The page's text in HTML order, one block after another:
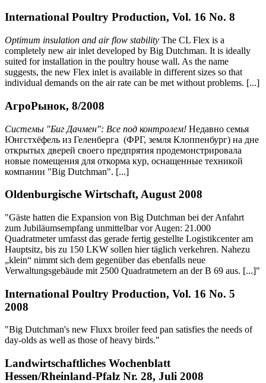
International Poultry Production, Vol. 16 No. 8
Optimum insulation and air flow stability The CL Flex is a
completely new air inlet developed by Big Dutchman. It is ideally
suited for installation in the poultry house wall. As the name
suggests, the new Flex inlet is available in different sizes so that
individual demands on the air rate can be met without problems. [...]
АгроРынок, 8/2008
Системы "Биг Дачмен": Все под контролем! Недавно семья
Юнгстхёфель из Геленберга (ФРГ, земля Клоппенбург) на дне
открытых дверей своего предпрятия продемонстрировала
новые помещения для откорма кур, оснащенные техникой
компании "Big Dutchman". [...]
Oldenburgische Wirtschaft, August 2008
"Gäste hatten die Expansion von Big Dutchman bei der Anfahrt
zum Jubiläumsempfang unmittelbar vor Augen: 21.000
Quadratmeter umfasst das gerade fertig gestellte Logistikcenter am
Hauptsitz, bis zu 150 LKW sollen hier täglich verkehren. Nahezu
„klein“ nimmt sich dem gegenüber das ebenfalls neue
Verwaltungsgebäude mit 2500 Quadratmetern an der B 69 aus. [...]"
International Poultry Production, Vol. 16 No. 5
2008
"Big Dutchman's new Fluxx broiler feed pan satisfies the needs of
day-olds as well as those of heavy birds."
Landwirtschaftliches Wochenblatt
Hessen/Rheinland-Pfalz Nr. 28, Juli 2008